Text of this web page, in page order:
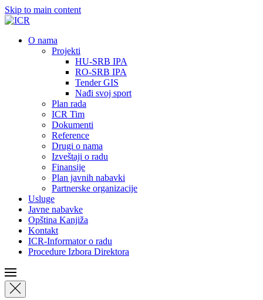
Skip to main content
О nama
Projekti
HU-SRB IPA
RO-SRB IPA
Tender GIS
Nađi svoj sport
Plan rada
ICR Tim
Dokumenti
Reference
Drugi o nama
Izveštaji o radu
Finansije
Plan javnih nabavki
Partnerske organizacije
Usluge
Javne nabavke
Opština Kanjiža
Kontakt
ICR-Informator o radu
Procedure Izbora Direktora